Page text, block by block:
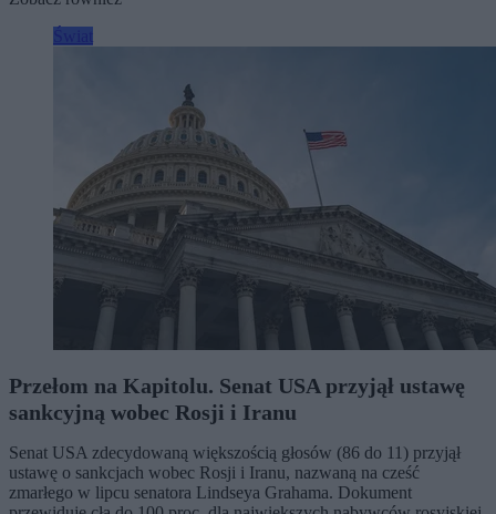
Przełom na Kapitolu. Senat USA przyjął ustawę
sankcyjną wobec Rosji i Iranu
Senat USA zdecydowaną większością głosów (86 do 11) przyjął
ustawę o sankcjach wobec Rosji i Iranu, nazwaną na cześć
zmarłego w lipcu senatora Lindseya Grahama. Dokument